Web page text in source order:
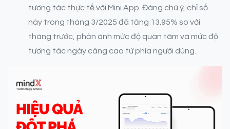
tương tác thực tế với Mini App. Đáng chú ý, chỉ số
này trong tháng 3/2025 đã tăng 13.95% so với
tháng trước, phản ánh mức độ quan tâm và mức độ
tương tác ngày càng cao từ phía người dùng.